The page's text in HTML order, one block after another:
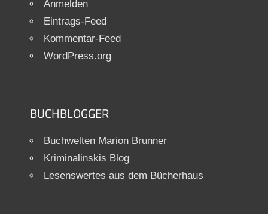
Anmelden
Eintrags-Feed
Kommentar-Feed
WordPress.org
BUCHBLOGGER
Buchwelten Marion Brunner
Kriminalinskis Blog
Lesenswertes aus dem Bücherhaus